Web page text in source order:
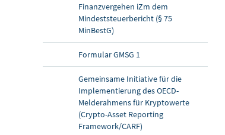
Finanzvergehen iZm dem
Mindeststeuerbericht (§ 75
MinBestG)
Formular GMSG 1
Gemeinsame Initiative für die
Implementierung des OECD-
Melderahmens für Kryptowerte
(Crypto-Asset Reporting
Framework/CARF)